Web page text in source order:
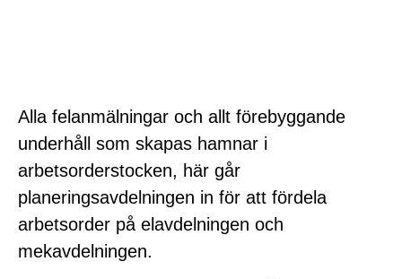
Alla felanmälningar och allt förebyggande
underhåll som skapas hamnar i
arbetsorderstocken, här går
planeringsavdelningen in för att fördela
arbetsorder på elavdelningen och
mekavdelningen.